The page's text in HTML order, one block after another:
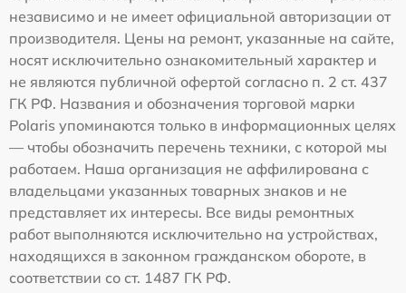
независимо и не имеет официальной авторизации от
производителя. Цены на ремонт, указанные на сайте,
носят исключительно ознакомительный характер и
не являются публичной офертой согласно п. 2 ст. 437
ГК РФ. Названия и обозначения торговой марки
Polaris упоминаются только в информационных целях
— чтобы обозначить перечень техники, с которой мы
работаем. Наша организация не аффилирована с
владельцами указанных товарных знаков и не
представляет их интересы. Все виды ремонтных
работ выполняются исключительно на устройствах,
находящихся в законном гражданском обороте, в
соответствии со ст. 1487 ГК РФ.